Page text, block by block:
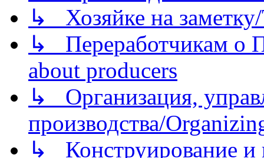
↳ Хозяйке на
↳ Переработчикам о
about producers
↳ Организация,
производства/
↳ Конструирование и